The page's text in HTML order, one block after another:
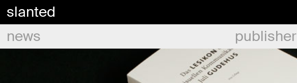
slanted
news publisher